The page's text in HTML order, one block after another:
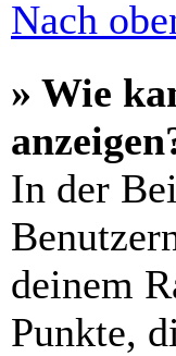
Nach
» Wie
In der
deinem
Punkte,